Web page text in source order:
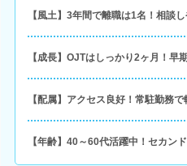
【風土】3年間で離職は1名！相談
【成長】OJTはしっかり2ヶ月！早
【配属】アクセス良好！常駐勤務で
【年齢】40～60代活躍中！セカン